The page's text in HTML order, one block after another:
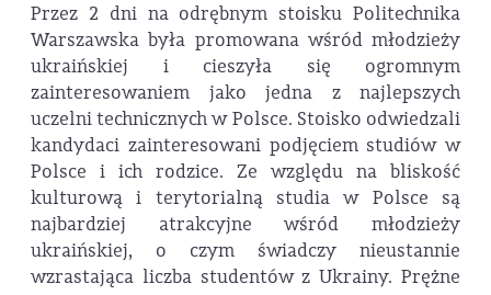
Przez 2 dni na odrębnym stoisku Politechnika
Warszawska była promowana wśród młodzieży
ukraińskiej i cieszyła się ogromnym
zainteresowaniem jako jedna z najlepszych
uczelni technicznych w Polsce. Stoisko odwiedzali
kandydaci zainteresowani podjęciem studiów w
Polsce i ich rodzice. Ze względu na bliskość
kulturową i terytorialną studia w Polsce są
najbardziej atrakcyjne wśród młodzieży
ukraińskiej, o czym świadczy nieustannie
wzrastająca liczba studentów z Ukrainy. Prężne